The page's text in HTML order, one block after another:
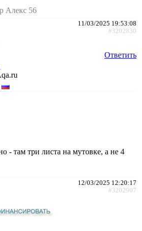
Алекс 56
11/03/2025 19:53:08
#3202830
Ответить
- там три листа на мутовке, а не 4
12/03/2025 12:20:17
#3202907